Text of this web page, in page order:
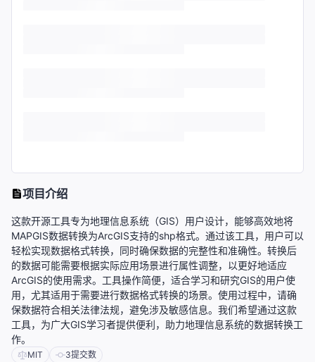
项目介绍
这款开源工具专为地理信息系统（GIS）用户设计，能够高效地将
MAPGIS数据转换为ArcGIS支持的shp格式。通过该工具，用户可以
轻松实现数据格式转换，同时确保数据的完整性和准确性。转换后
的数据可能需要根据实际应用场景进行属性调整，以更好地适应
ArcGIS的使用需求。工具操作简便，适合学习和研究GIS的用户使
用，尤其适用于需要进行数据格式转换的场景。使用过程中，请确
保数据符合相关法律法规，避免涉及敏感信息。我们希望通过这款
工具，为广大GIS学习者提供便利，助力地理信息系统的数据转换工
作。
MIT 3提交数